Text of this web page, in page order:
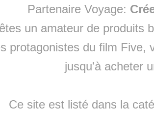
Partenaire Voyage:
un amateur de produits
protagonistes du film Five,
jusqu'à acheter
Ce site est listé dans la